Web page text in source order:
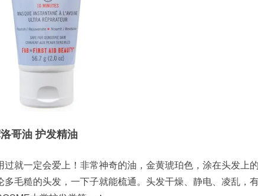
哥油 护发精油
就一定会爱上！非常神奇的油，金黄琥珀色，涂在头发上的
毛糙的头发，一下子就能梳通。头发干燥、静电、凌乱，